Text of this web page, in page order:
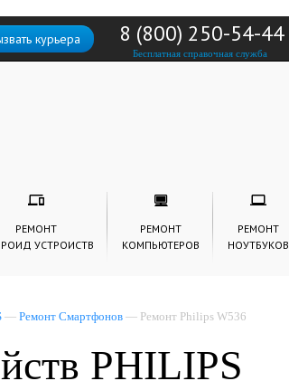
8 (800) 250-54-44
Бесплатная справочная служба
курьера
РЕМОНТ
УСТРОИСТВ
РЕМОНТ
КОМПЬЮТЕРОВ
РЕМОНТ
НОУТБУКОВ
— Ремонт Смартфонов — Ремонт Philips W536
PHILIPS